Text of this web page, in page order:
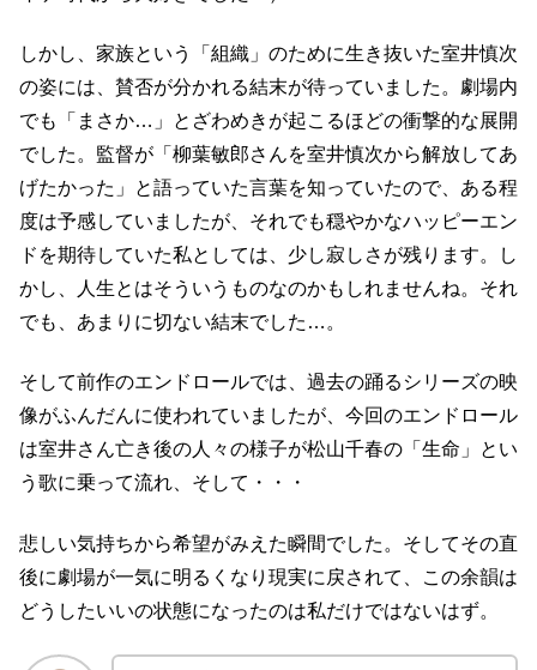
しかし、家族という「組織」のために生き抜いた室井慎次
の姿には、賛否が分かれる結末が待っていました。劇場内
でも「まさか…」とざわめきが起こるほどの衝撃的な展開
でした。監督が「柳葉敏郎さんを室井慎次から解放してあ
げたかった」と語っていた言葉を知っていたので、ある程
度は予感していましたが、それでも穏やかなハッピーエン
ドを期待していた私としては、少し寂しさが残ります。し
かし、人生とはそういうものなのかもしれませんね。それ
でも、あまりに切ない結末でした…。
そして前作のエンドロールでは、過去の踊るシリーズの映
像がふんだんに使われていましたが、今回のエンドロール
は室井さん亡き後の人々の様子が松山千春の「生命」とい
う歌に乗って流れ、そして・・・
悲しい気持ちから希望がみえた瞬間でした。そしてその直
後に劇場が一気に明るくなり現実に戻されて、この余韻は
どうしたいいの状態になったのは私だけではないはず。